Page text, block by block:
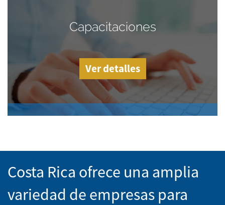
Capacitaciones
Ver detalles
Costa Rica ofrece una amplia
variedad de empresas para